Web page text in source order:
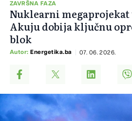
ZAVRŠNA FAZA
Nuklearni
Akuju dobija ključnu
blok
Autor: Energetika.ba 07. 06. 2026.